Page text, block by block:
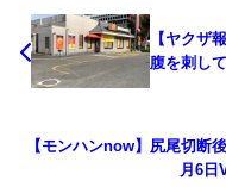
【ヤクザ
腹を刺し
【モンハンnow】尻尾切断
月6日